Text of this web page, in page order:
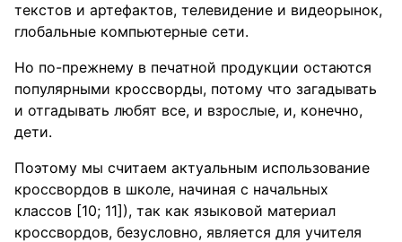
текстов и артефактов, телевидение и видеорынок,
глобальные компьютерные сети.
Но по-прежнему в печатной продукции остаются
популярными кроссворды, потому что загадывать
и отгадывать любят все, и взрослые, и, конечно,
дети.
Поэтому мы считаем актуальным использование
кроссвордов в школе, начиная с начальных
классов [10; 11]), так как языковой материал
кроссвордов, безусловно, является для учителя